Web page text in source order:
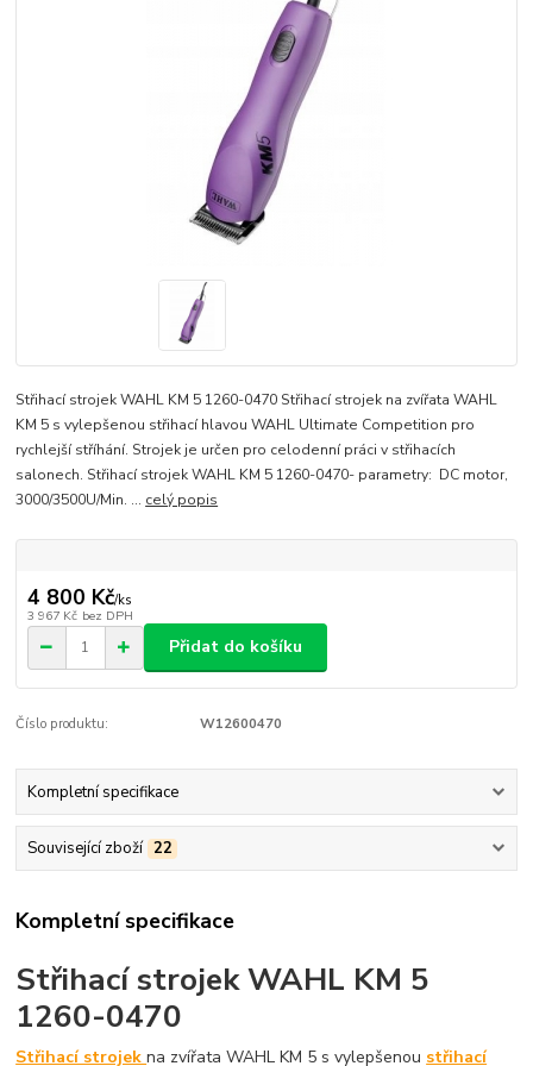
Střihací strojek WAHL KM 5 1260-0470 Střihací strojek na zvířata WAHL
KM 5 s vylepšenou střihací hlavou WAHL Ultimate Competition pro
rychlejší stříhání. Strojek je určen pro celodenní práci v střihacích
salonech. Střihací strojek WAHL KM 5 1260-0470- parametry: DC motor,
3000/3500U/Min. ... celý popis
4 800 Kč/ks
3 967 Kč bez DPH
Přidat do košíku
Číslo produktu: W12600470
Kompletní specifikace
Související zboží 22
Kompletní specifikace
Střihací strojek WAHL KM 5
1260-0470
Střihací strojekna zvířata WAHL KM 5 s vylepšenou střihací